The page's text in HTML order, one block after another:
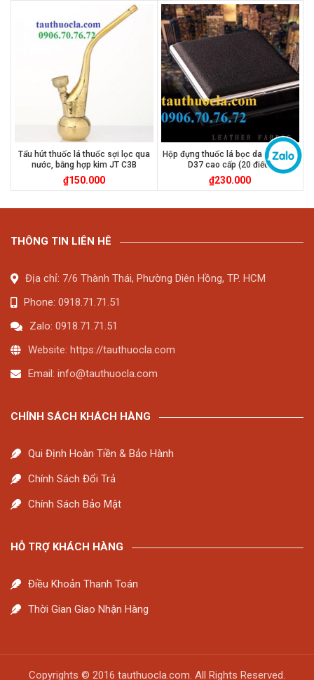
Tẩu hút thuốc lá thuốc sợi lọc qua
nước, bằng hợp kim JT C3B
₫150.000
Hộp đựng thuốc lá bọc da nhân tạo
D37 cao cấp (20 điếu)
₫230.000
THÔNG TIN LIÊN HÊ
Địa chỉ: 7/6 Thành Thái, Phường Diên Hồng, TP. HCM
Phone: 0918.71.71.51
Zalo: 0918.71.71.51
Website: https://tauthuocla.com
Email: info@tauthuocla.com
CHÍNH SÁCH KHÁCH HÀNG
Qui Định Hoàn Tiền & Bảo Hành
Chính Sách Đổi Trả
Chính Sách Bảo Mật
HỖ TRỢ KHÁCH HÀNG
Điều Khoản Thanh Toán
Thời Gian Giao Nhận Hàng
Copyrights © 2016 tauthuocla.com. All Rights Reserved.